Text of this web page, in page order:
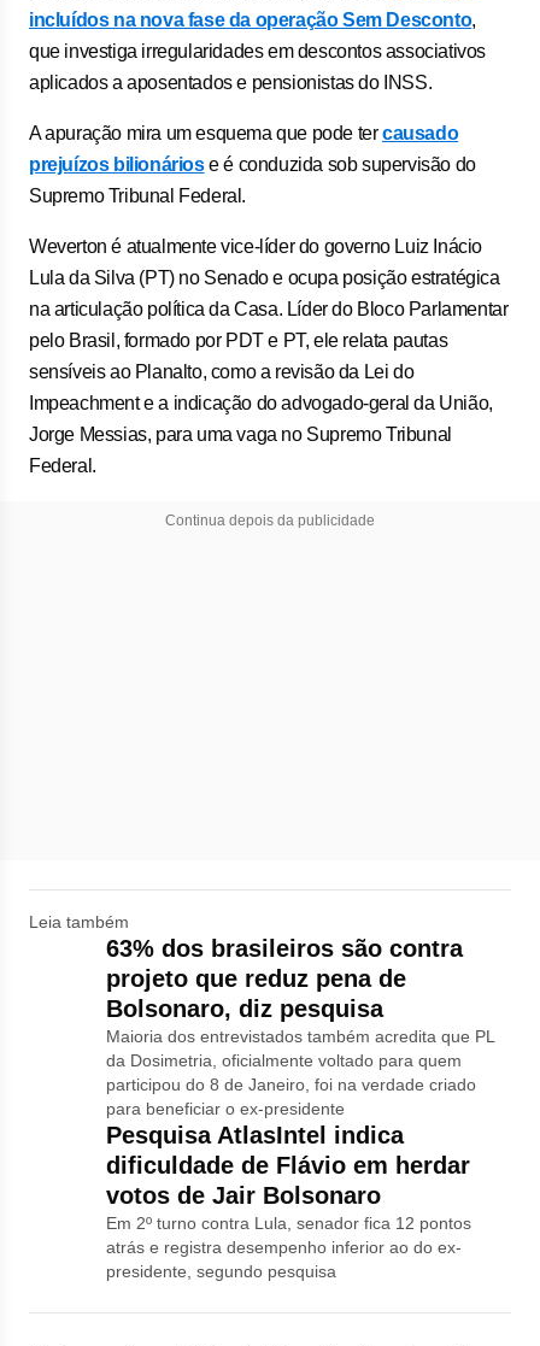
incluídos na nova fase da operação Sem Desconto,
que investiga irregularidades em descontos associativos
aplicados a aposentados e pensionistas do INSS.
A apuração mira um esquema que pode tercausado
prejuízos bilionáriose é conduzida sob supervisão do
Supremo Tribunal Federal.
Weverton é atualmente vice-líder do governo Luiz Inácio
Lula da Silva (PT) no Senado e ocupa posição estratégica
na articulação política da Casa. Líder do Bloco Parlamentar
pelo Brasil, formado por PDT e PT, ele relata pautas
sensíveis ao Planalto, como a revisão da Lei do
Impeachment e a indicação do advogado-geral da União,
Jorge Messias, para uma vaga no Supremo Tribunal
Federal.
Continua depois da publicidade
Leia também
63% dos brasileiros são contra
projeto que reduz pena de
Bolsonaro, diz pesquisa
Maioria dos entrevistados também acredita que PL
da Dosimetria, oficialmente voltado para quem
participou do 8 de Janeiro, foi na verdade criado
para beneficiar o ex-presidente
Pesquisa AtlasIntel indica
dificuldade de Flávio em herdar
votos de Jair Bolsonaro
Em 2º turno contra Lula, senador fica 12 pontos
atrás e registra desempenho inferior ao do ex-
presidente, segundo pesquisa